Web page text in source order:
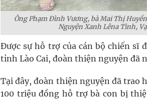
Ông Phạm Đình Vương, bà Mai Thị
Nguyện Xanh Lêna Tình,
Được sự hỗ trợ của cán bộ chiến sĩ
tỉnh Lào Cai, đoàn thiện nguyện đã
Tại đây, đoàn thiện nguyện đã trao
100 triệu đồng hỗ trợ bà con bị